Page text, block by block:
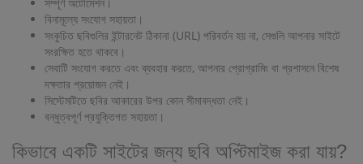
বিনামূল্যে সংযোগ সহায়তা।
সংকুচিত ছবিগুলির ইন্টারনেট ঠিকানা (URL) পরিবর্তন হয় না, সেগুলি আপনার সাইটে
সংরক্ষিত হতে থাকবে।
সেবাটি সংযোগ করতে এবং ব্যবহার করতে, আপনার প্রোগ্রামিং বা প্রশাসনে বিশেষ
দক্ষতার প্রয়োজন নেই।
সিস্টেমটিতে ছবির আকারের উপর কোন সীমাবদ্ধতা নেই।
বন্ধুত্বপূর্ণ প্রযুক্তিগত সহায়তা।
কিভাবে একটি সাইটের জন্য ছবি অপ্টিমাইজ করা যায়?